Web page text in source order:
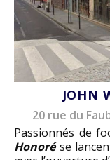
JOHN
20 rue du
Passionnés de
Honorése